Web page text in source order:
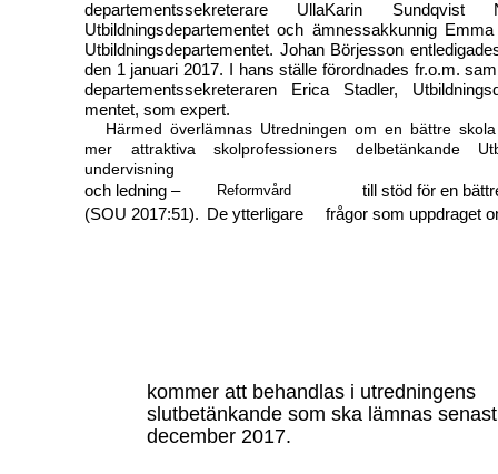
departementssekreterare UllaKarin Sundqvist
Utbildningsdepartementet och ämnessakkunnig
Utbildningsdepartementet. Johan Börjesson
den 1 januari 2017. I hans ställe förordnades fr.o.m.
departementssekreteraren Erica Stadler,
mentet, som expert.
Härmed överlämnas Utredningen om en bättre
mer attraktiva skolprofessioners delbetänkande
undervisning
och ledning – Reformvård
till stöd för en
(SOU 2017:51). De ytterligare frågor som uppdraget
kommer att behandlas i utredningens
slutbetänkande som ska lämnas
december 2017.